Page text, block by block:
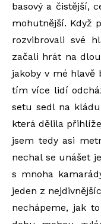
basový a čistější,
mohutnější. Když
rozvibrovali své
začali hrát na
jakoby v mé
tím více lidí
setu sedl na
která dělila
jsem tedy asi
nechal se unášet
s mnoha
jeden z
nechápeme, jak